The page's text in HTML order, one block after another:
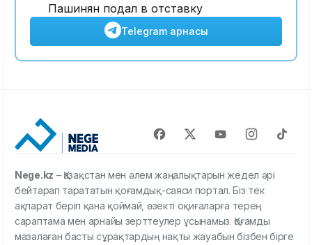
Пашинян подал в отставку
Telegram арнасы
Nege.kz – Қазақстан мен әлем жаңалықтарын жедел әрі
бейтарап тарататын қоғамдық-саяси портал. Біз тек
ақпарат беріп қана қоймай, өзекті оқиғаларға терең
сараптама мен арнайы зерттеулер ұсынамыз. Қоғамды
мазалаған басты сұрақтардың нақты жауабын бізбен бірге